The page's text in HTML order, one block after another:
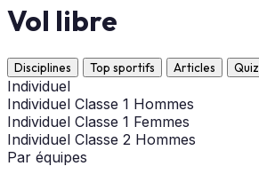
Vol libre
Disciplines Top sportifs Articles Quiz
Individuel
Individuel Classe 1 Hommes
Individuel Classe 1 Femmes
Individuel Classe 2 Hommes
Par équipes